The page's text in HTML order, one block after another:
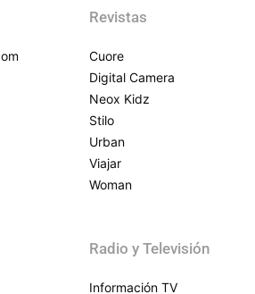
Revistas
Cuore
Digital Camera
Neox Kidz
Stilo
Urban
Viajar
Woman
Radio y Televisión
Información TV